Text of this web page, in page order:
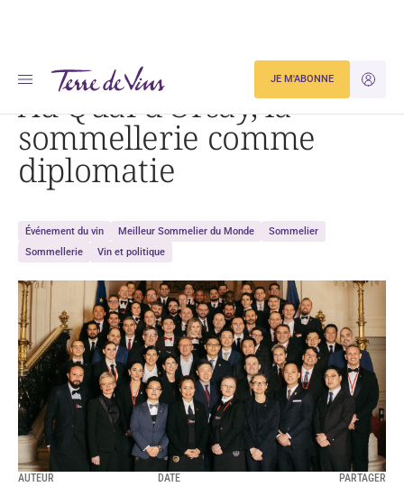
JE
JE M'ABONNE
Accueil Au Quai d’Orsay, la sommellerie comme diplomatie
Au Quai d’Orsay, la
sommellerie comme
diplomatie
Événement du vin Meilleur Sommelier du Monde
Sommelier
Sommellerie
Vin et politique
AUTEUR DATE PARTAGER